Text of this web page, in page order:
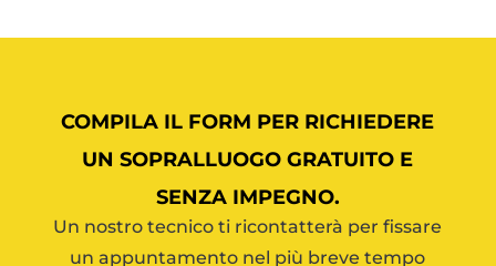
COMPILA IL FORM PER RICHIEDERE
UN SOPRALLUOGO GRATUITO E
SENZA IMPEGNO.
Un nostro tecnico ti ricontatterà per fissare
un appuntamento nel più breve tempo